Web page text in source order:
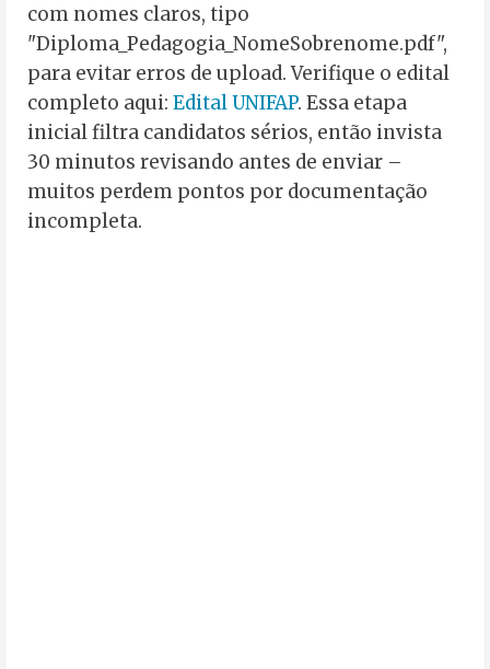
com nomes claros, tipo
"Diploma_Pedagogia_NomeSobrenome.pdf",
para evitar erros de upload. Verifique o edital
completo aqui:Edital UNIFAP. Essa etapa
inicial filtra candidatos sérios, então invista
30 minutos revisando antes de enviar –
muitos perdem pontos por documentação
incompleta.